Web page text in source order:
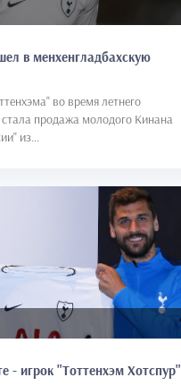
в менхенгладбахскую
во время летнего
продажа молодого Кинана
из...
- игрок "Тоттенхэм Хотспур"